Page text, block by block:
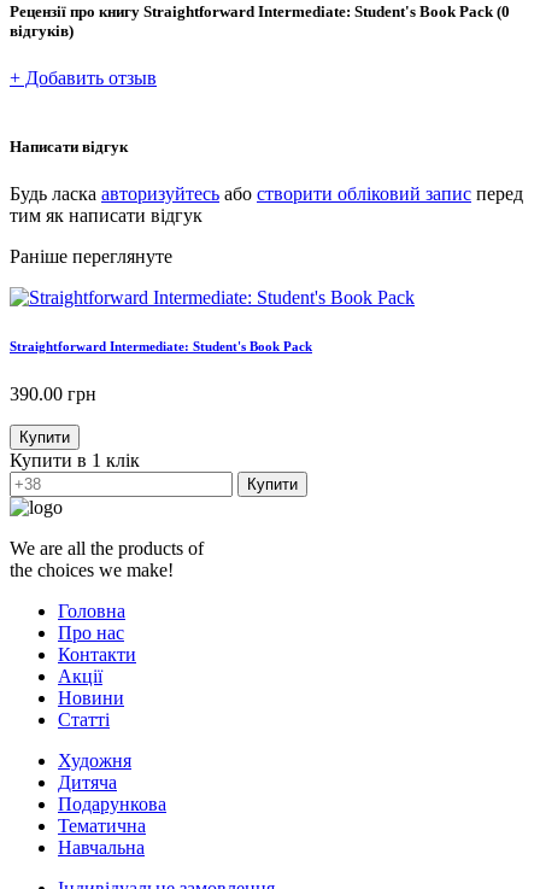
Рецензії про книгу Straightforward Intermediate: Student's Book Pack (0
відгуків)
+ Добавить отзыв
Написати відгук
Будь ласка авторизуйтесь або створити обліковий запис перед
тим як написати відгук
Раніше переглянуте
Straightforward Intermediate: Student's Book Pack
390.00 грн
Купити
Купити в 1 клік
Купити
We are all the products of
the choices we make!
Головна
Про нас
Контакти
Акції
Новини
Статті
Художня
Дитяча
Подарункова
Тематична
Навчальна